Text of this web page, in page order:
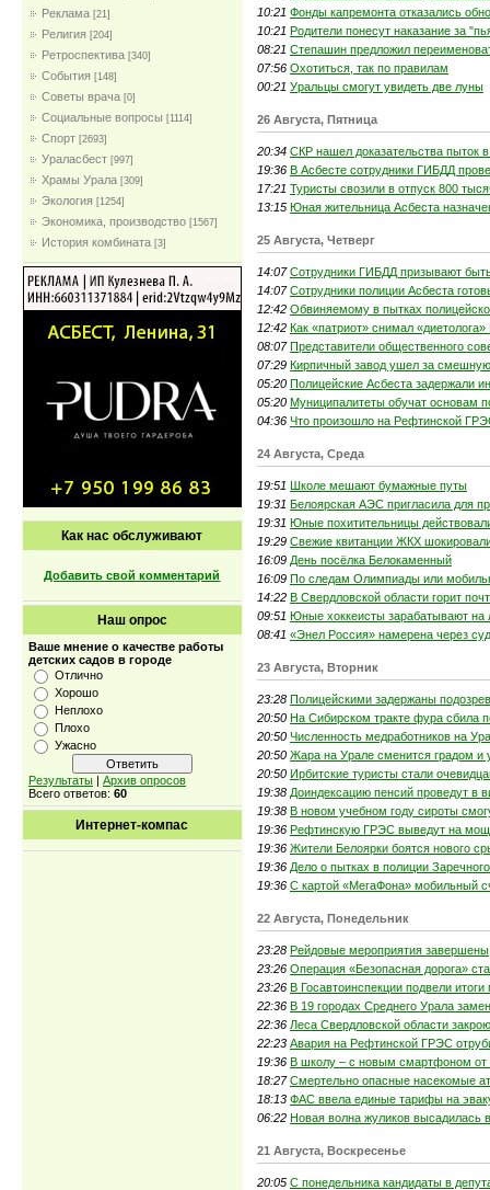
Реклама [21]
Религия [204]
Ретроспектива [340]
События [148]
Советы врача [0]
Социальные вопросы [1114]
Спорт [2693]
Ураласбест [997]
Храмы Урала [309]
Экология [1254]
Экономика, производство [1567]
История комбината [3]
Как нас обслуживают
Добавить свой комментарий
Наш опрос
Ваше мнение о качестве работы
детских садов в городе
Отлично
Хорошо
Неплохо
Плохо
Ужасно
Результаты | Архив опросов
Всего ответов: 60
Интернет-компас
10:21 Фонды капремонта отказались
10:21 Родители понесут наказание за
08:21 Степашин предложил
07:56 Охотиться, так по правилам
00:21 Уральцы смогут увидеть две луны
26 Августа, Пятница
20:34 СКР нашел доказательства пыток
19:36 В Асбесте сотрудники ГИБДД
17:21 Туристы свозили в отпуск 800
13:15 Юная жительница Асбеста
25 Августа, Четверг
14:07 Сотрудники ГИБДД призывают
14:07 Сотрудники полиции Асбеста
12:42 Обвиняемому в пытках
12:42 Как «патриот» снимал
08:07 Представители общественного
07:29 Кирпичный завод ушел за
05:20 Полицейские Асбеста задержали
05:20 Муниципалитеты обучат основам
04:36 Что произошло на Рефтинской
24 Августа, Среда
19:51 Школе мешают бумажные путы
19:31 Белоярская АЭС пригласила для
19:31 Юные похитительницы
19:29 Свежие квитанции ЖКХ
16:09 День посёлка Белокаменный
16:09 По следам Олимпиады или
14:22 В Свердловской области горит
09:51 Юные хоккеисты зарабатывают на
08:41 «Энел Россия» намерена через
23 Августа, Вторник
23:28 Полицейскими задержаны
20:50 На Сибирском тракте фура сбила
20:50 Численность медработников на
20:50 Жара на Урале сменится градом и
20:50 Ирбитские туристы стали
19:38 Доиндексацию пенсий проведут в
19:38 В новом учебном году сироты
19:36 Рефтинскую ГРЭС выведут на
19:36 Жители Белоярки боятся нового
19:36 Дело о пытках в полиции
19:36 С картой «МегаФона» мобильный
22 Августа, Понедельник
23:28 Рейдовые мероприятия завершены
23:26 Операция «Безопасная дорога»
23:26 В Госавтоинспекции подвели
22:36 В 19 городах Среднего Урала
22:36 Леса Свердловской области
22:23 Авария на Рефтинской ГРЭС
19:36 В школу – c новым смартфоном от
18:27 Смертельно опасные насекомые
18:13 ФАС ввела единые тарифы на
06:22 Новая волна жуликов высадилась
21 Августа, Воскресенье
20:05 С понедельника кандидаты в